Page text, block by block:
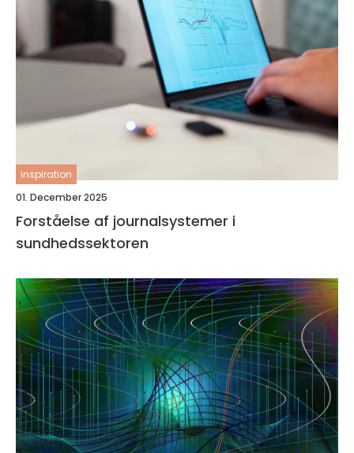
inspiration
01. December 2025
Forståelse af journalsystemer i
sundhedssektoren